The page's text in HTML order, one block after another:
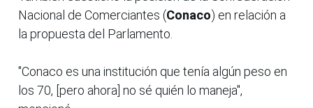
Nacional de Comerciantes (Conaco) en relación a
la propuesta del Parlamento.
"Conaco es una institución que tenía algún peso en
los 70, [pero ahora] no sé quién lo maneja",